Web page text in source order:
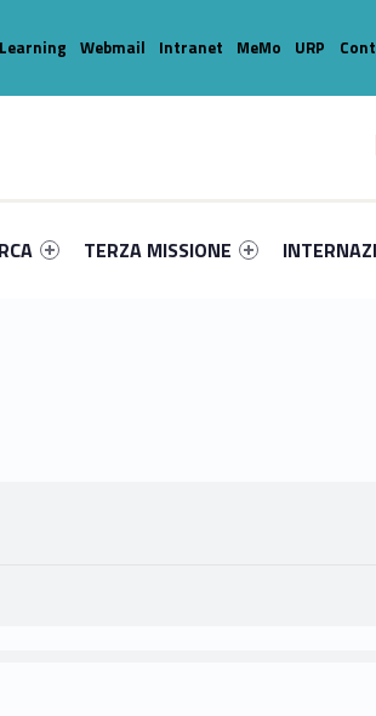
TERZA MISSIONE
Webmail Intranet MeMo URP